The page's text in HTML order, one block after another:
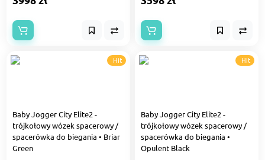
Hit
Baby Jogger City Elite2 -
trójkołowy wózek spacerowy /
spacerówka do biegania • Briar
Green
Hit
Baby Jogger City Elite2 -
trójkołowy wózek spacerowy /
spacerówka do biegania •
Opulent Black